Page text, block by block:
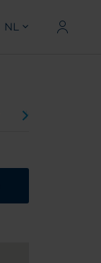
NL
Hotelvideo